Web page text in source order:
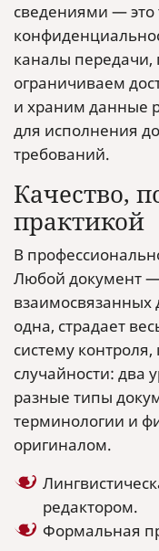
сведениями — это
каналы передачи,
ограничиваем
и храним данные
для исполнения
требований.
Качество,
практикой
В
Любой документ —
взаимосвязанных
одна, страдает
систему
случайности: два
разные типы
терминологии и
оригиналом.
редактором.
Формальная